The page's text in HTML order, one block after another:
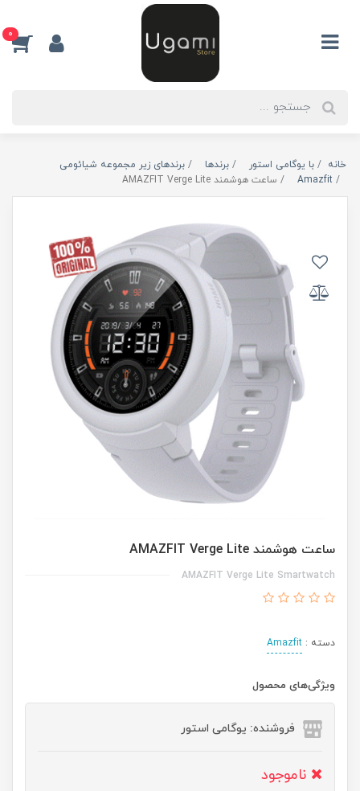
0
خانه با یوگامی استور برندها
برندهای زیر مجموعه شیائومی
Amazfit
ساعت هوشمند AMAZFIT Verge Lite
ساعت هوشمند AMAZFIT Verge Lite
AMAZFIT Verge Lite Smartwatch
دسته : Amazfit
ویژگی‌های محصول
فروشنده: یوگامی استور
ناموجود